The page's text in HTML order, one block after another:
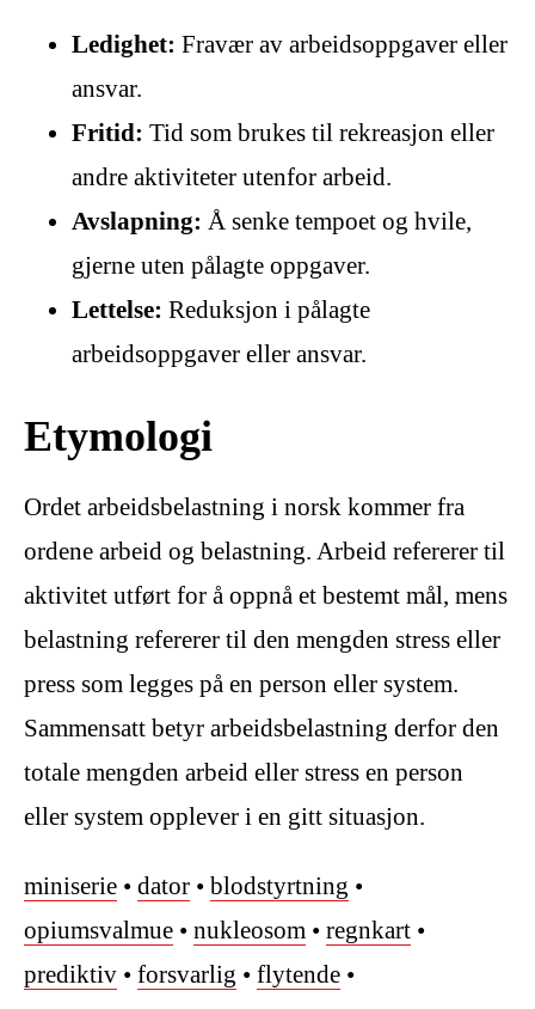
Ledighet: Fravær av arbeidsoppgaver eller
ansvar.
Fritid: Tid som brukes til rekreasjon eller
andre aktiviteter utenfor arbeid.
Avslapning: Å senke tempoet og hvile,
gjerne uten pålagte oppgaver.
Lettelse: Reduksjon i pålagte
arbeidsoppgaver eller ansvar.
Etymologi
Ordet arbeidsbelastning i norsk kommer fra
ordene arbeid og belastning. Arbeid refererer til
aktivitet utført for å oppnå et bestemt mål, mens
belastning refererer til den mengden stress eller
press som legges på en person eller system.
Sammensatt betyr arbeidsbelastning derfor den
totale mengden arbeid eller stress en person
eller system opplever i en gitt situasjon.
miniserie • dator • blodstyrtning •
opiumsvalmue • nukleosom • regnkart •
prediktiv • forsvarlig • flytende •